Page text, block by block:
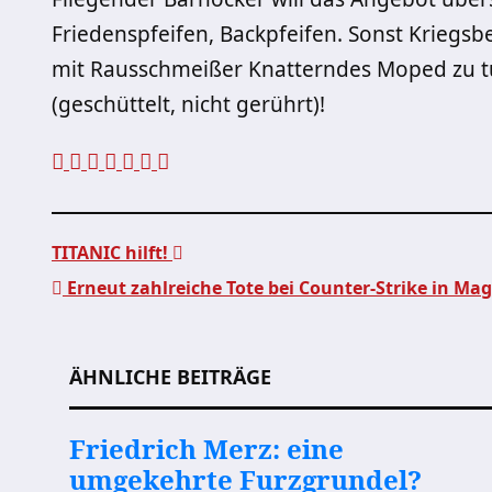
Friedenspfeifen, Backpfeifen. Sonst
mit Rausschmeißer Knatterndes Moped
(geschüttelt, nicht gerührt)!
TITANIC hilft!
Erneut zahlreiche Tote bei Counter-Strike in
ÄHNLICHE BEITRÄGE
Friedrich Merz: eine
umgekehrte Furzgrundel?